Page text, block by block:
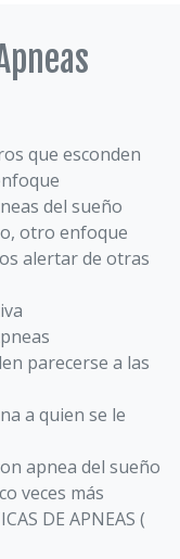
que esconden
del sueño
otro enfoque
alertar de otras
parecerse a las
a quien se le
apnea del sueño
veces más
DE APNEAS (